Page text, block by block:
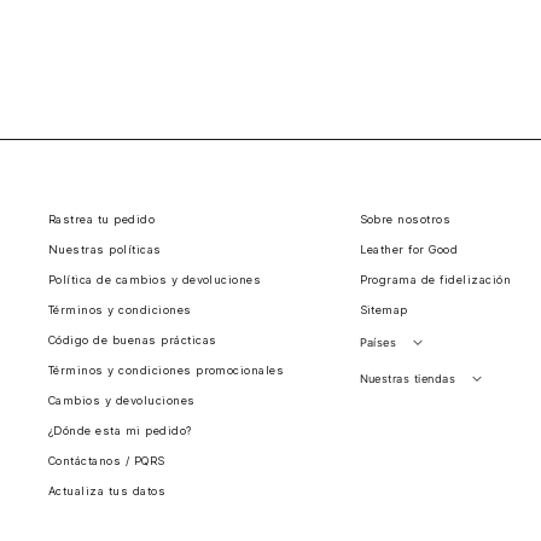
Rastrea tu pedido
Nuestras políticas
Política de cambios y devoluciones
Términos y condiciones
Código de buenas prácticas
Términos y condiciones promocionales
Cambios y devoluciones
¿Dónde esta mi pedido?
Contáctanos / PQRS
Actualiza tus datos
Sobre nosotros
Leather for Good
Programa de fidelización
Sitemap
Países
Perú
Nuestras tiendas